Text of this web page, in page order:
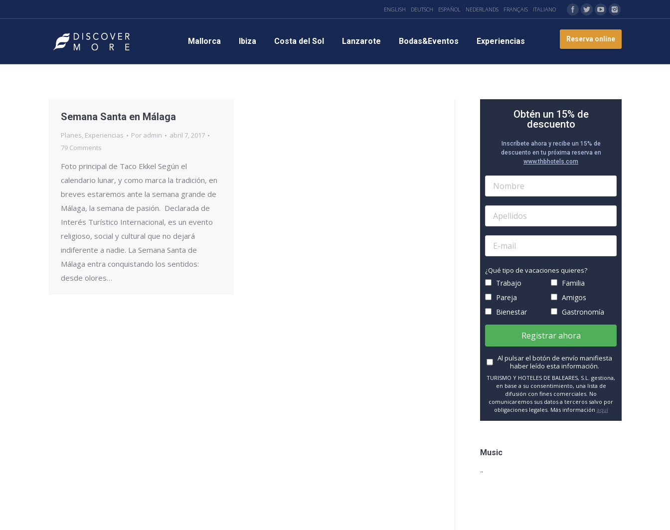
ENGLISH DEUTSCH ESPAÑOL NEDERLANDS FRANÇAIS ITALIANO
Mallorca Ibiza Costa del Sol Lanzarote Bodas&Eventos Experiencias Reserva online
Semana Santa en Málaga
Planes, Experiencias Por admin
abril 7, 2017
79 Comments
Foto principal de Taco Ekkel Según el
calendario lunar, y como marca la tradición, en
breves estaremos ante la semana grande de
Málaga, la semana de pasión. Declarada de
Interés Turístico Internacional, es un evento
religioso, social y cultural que no dejará
indiferente a nadie. La Semana Santa de
Málaga entra conquistando los sentidos:
desde olores…
Obtén un 15% de
descuento
Inscríbete ahora y recibe un 15% de
descuento en tu próxima reserva en
www.thbhotels.com
¿Qué tipo de vacaciones quieres?
Trabajo
Familia
Pareja
Amigos
Bienestar
Gastronomía
Registrar ahora
Al pulsar el botón de envío manifiesta
haber leído esta información.
TURISMO Y HOTELES DE BALEARES, S.L. gestiona,
en base a su consentimiento, una lista de
difusión con fines comerciales. No
comunicaremos sus datos a terceros salvo por
obligaciones legales. Más información aquí
Music
"